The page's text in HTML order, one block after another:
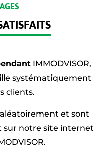
IMMODVISOR,
systématiquement
clients.
aléatoirement et sont
notre site internet